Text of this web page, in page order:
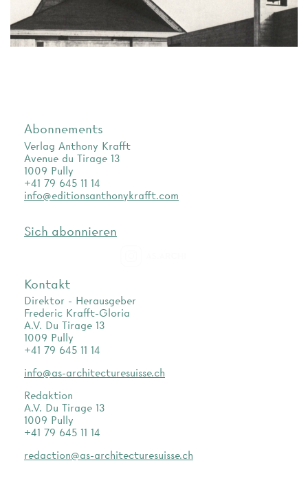
Abonnements
Verlag Anthony Krafft
Avenue du Tirage 13
1009 Pully
+41 79 645 11 14
info@editionsanthonykrafft.com
Sich abonnieren
Kontakt
Direktor - Herausgeber
Frederic Krafft-Gloria
A.V. Du Tirage 13
1009 Pully
+41 79 645 11 14
info@as-architecturesuisse.ch
Redaktion
A.V. Du Tirage 13
1009 Pully
+41 79 645 11 14
redaction@as-architecturesuisse.ch